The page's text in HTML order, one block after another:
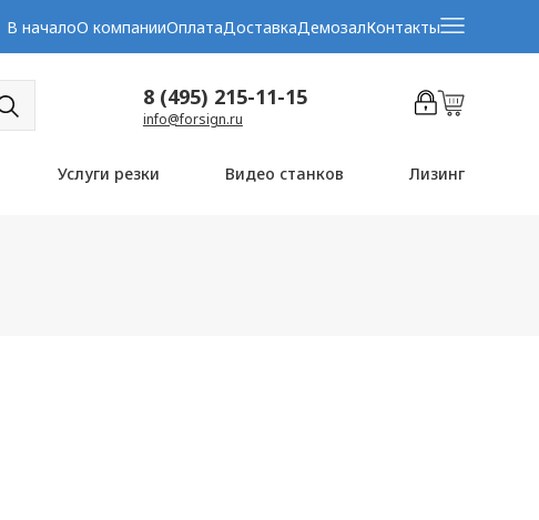
В началоО компанииОплатаДоставкаДемозалКонтакты
8 (495) 215-11-15
info@forsign.ru
Услуги резки Видео станков Лизинг